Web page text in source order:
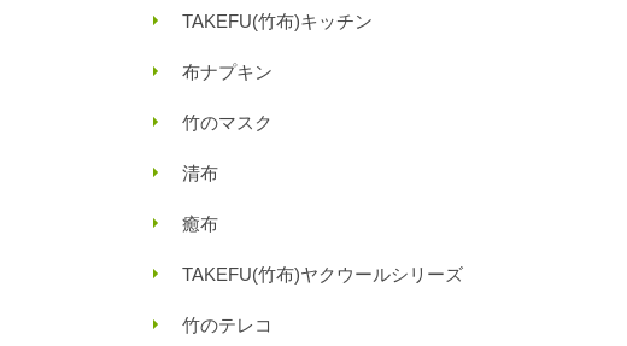
TAKEFU(竹布)キッチン
布ナプキン
竹のマスク
清布
癒布
TAKEFU(竹布)ヤクウールシリーズ
竹のテレコ